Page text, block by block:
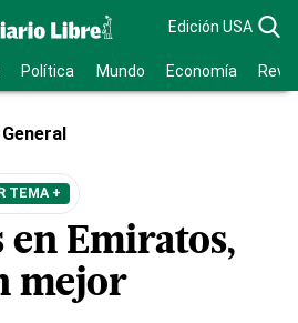
Edición USA
Política Mundo Economía
General
TEMA +
en Emiratos,
mejor